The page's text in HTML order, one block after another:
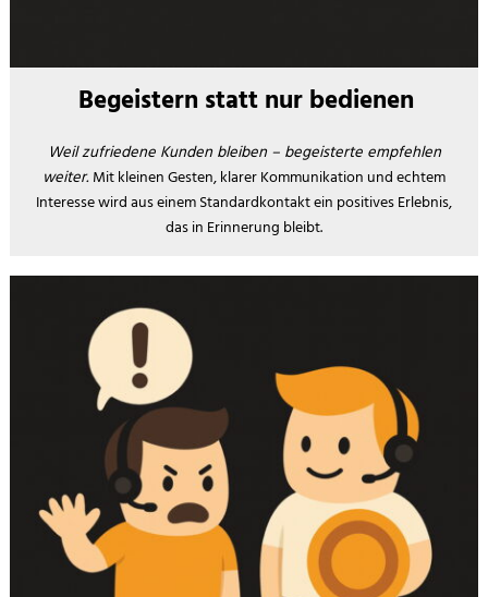
Begeistern statt nur bedienen
Weil zufriedene Kunden bleiben – begeisterte empfehlen
weiter.Mit kleinen Gesten, klarer Kommunikation und echtem
Interesse wird aus einem Standardkontakt ein positives Erlebnis,
das in Erinnerung bleibt.